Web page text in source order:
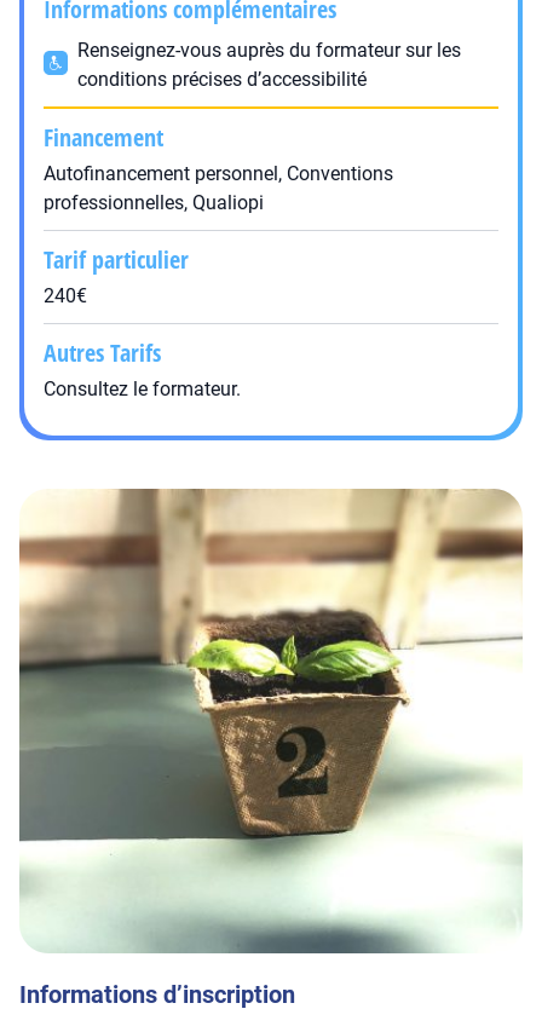
Informations complémentaires
Renseignez-vous auprès du formateur sur les
conditions précises d’accessibilité
Financement
Autofinancement personnel, Conventions
professionnelles, Qualiopi
Tarif particulier
240€
Autres Tarifs
Consultez le formateur.
Informations d’inscription